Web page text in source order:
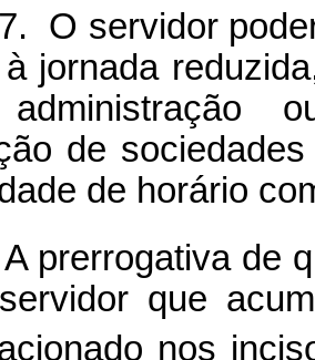
servidor
jornada
de
de horário
prerrogativa de
que
nos